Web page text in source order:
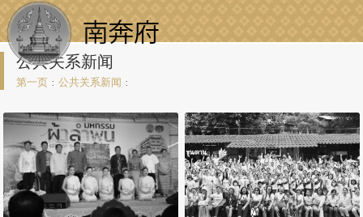
公共关系新闻
第一页 : 公共关系新闻 :
ข่าวประชาสัมพันธ์ ข่าวประชาสัมพันธ์